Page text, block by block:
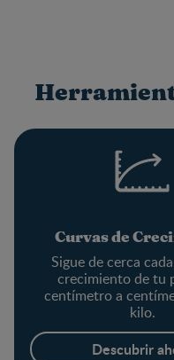
Curvas de
Sigue de cerca
crecimiento de tu
centímetro a
kilo.
Descubrir